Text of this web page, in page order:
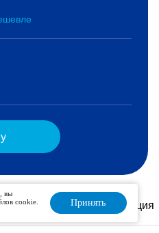
Интерпретация
вы
cookie.
Принять